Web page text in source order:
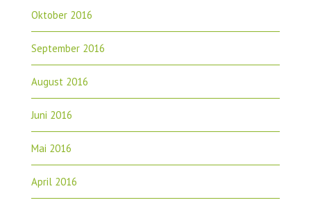
Oktober 2016
September 2016
August 2016
Juni 2016
Mai 2016
April 2016